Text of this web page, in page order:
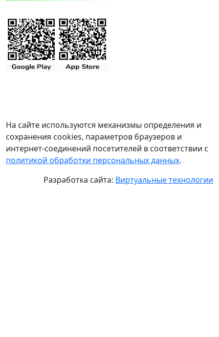
На сайте используются механизмы определения и
сохранения cookies, параметров браузеров и
интернет-соединений посетителей в соответствии с
политикой обработки персональных данных.
Разработка сайта: Виртуальные технологии